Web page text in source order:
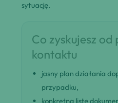
sytuację.
Co zyskujesz od
kontaktu
jasny plan działania
przypadku,
konkretną listę